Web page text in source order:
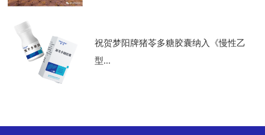
祝贺梦阳牌猪苓多糖胶囊纳入《慢性乙
型...